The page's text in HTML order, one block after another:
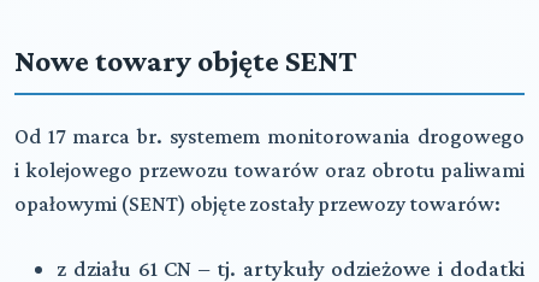
Nowe towary objęte SENT
Od 17 marca br. systemem monitorowania drogowego
i kolejowego przewozu towarów oraz obrotu paliwami
opałowymi (SENT) objęte zostały przewozy towarów:
z działu 61 CN – tj. artykuły odzieżowe i dodatki